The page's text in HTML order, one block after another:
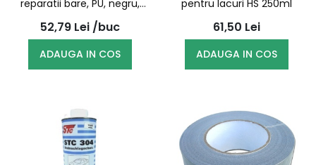
reparatii bare, PU, negru,
tub dublu, 50ml
52,79 Lei /buc
ADAUGA IN COS
pentru lacuri HS 250ml
61,50 Lei
ADAUGA IN COS